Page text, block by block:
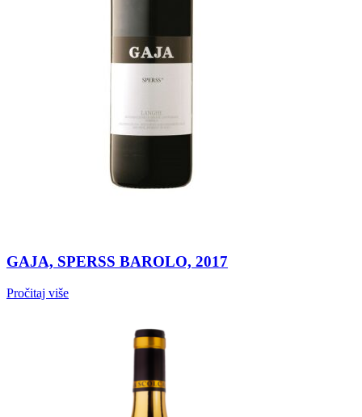
GAJA, SPERSS BAROLO, 2017
Pročitaj više